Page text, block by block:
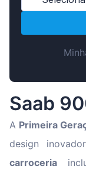
Saab
A Primeira
design
carroceria